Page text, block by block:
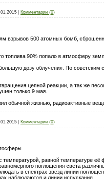
Комментарии (0)
взрывов 500 атомных бомб,
топлива 90% попало в атмосферу
дозу облучения. По советским
цепной реакции, а так же
только 9 мая.
обычной жизнью, радиоактивные
Комментарии (0)
температурой, равной температуре её
поглощения света
в спектрах звёзд линии
наблюдаются и линии испускания.